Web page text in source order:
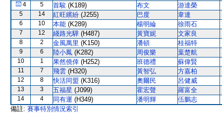
4 5 首駿 (K189) 布文 游達榮
5 14 紅旺繽紛 (J255) 巴度 韋達
6 10 本能 (K289) 楊明綸 徐雨石
7 12 綫路光驊 (H487) 黃寶妮 文家良
8 2 金風萬里 (K150) 潘頓 桂福特
9 6 陸小鳳 (K282) 周俊樂 葉楚航
10 1 果然僥倖 (H252) 班德禮 蘇偉賢
11 7 飛雲 (H320) 黃智弘 方嘉柏
12 8 快活同盟 (K316) 奧爾民 呂健威
13 3 五福星 (J099) 霍宏聲 羅富全
14 4 同有運 (H349) 潘明輝
伍鵬志
備註: 賽事特別情況索引